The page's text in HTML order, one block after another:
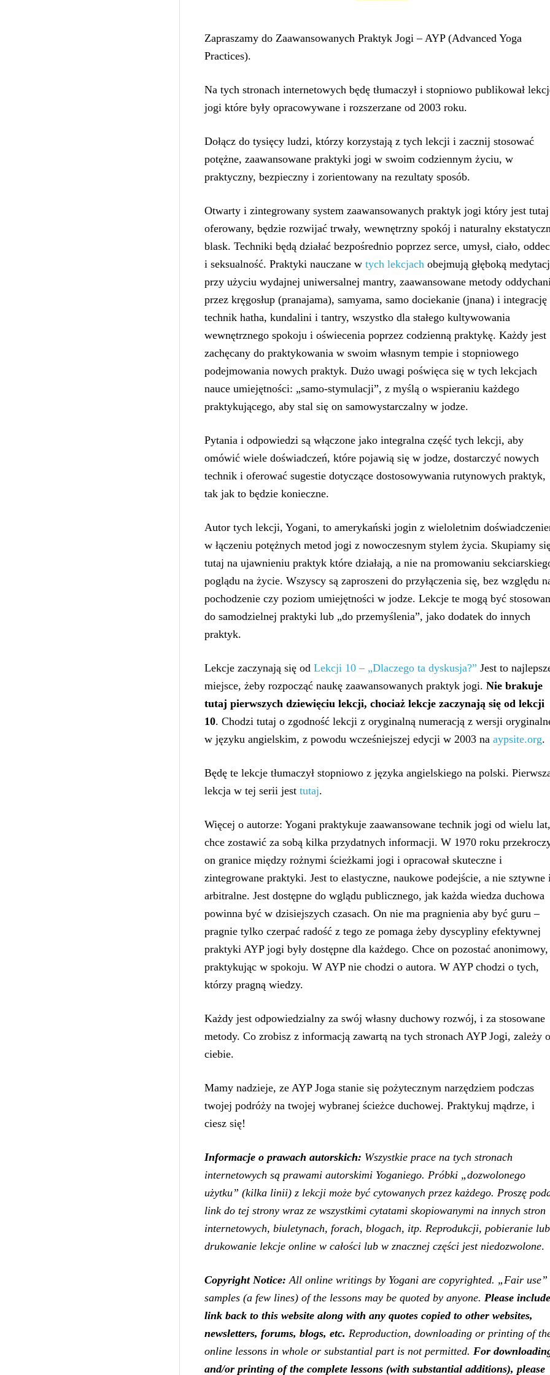
Zapraszamy do Zaawansowanych Praktyk Jogi – AYP (Advanced Yoga
Practices).
Na tych stronach internetowych będę tłumaczył i stopniowo publikował
jogi które były opracowywane i rozszerzane od 2003 roku.
Dołącz do tysięcy ludzi, którzy korzystają z tych lekcji i zacznij stosować
potężne, zaawansowane praktyki jogi w swoim codziennym życiu, w
praktyczny, bezpieczny i zorientowany na rezultaty sposób.
Otwarty i zintegrowany system zaawansowanych praktyk jogi który jest tutaj
oferowany, będzie rozwijać trwały, wewnętrzny spokój i naturalny
blask. Techniki będą działać bezpośrednio poprzez serce, umysł, ciało,
i seksualność. Praktyki nauczane w tych lekcjach obejmują głęboką
przy użyciu wydajnej uniwersalnej mantry, zaawansowane metody
przez kręgosłup (pranajama), samyama, samo dociekanie (jnana) i integrację
technik hatha, kundalini i tantry, wszystko dla stałego kultywowania
wewnętrznego spokoju i oświecenia poprzez codzienną praktykę. Każdy jest
zachęcany do praktykowania w swoim własnym tempie i stopniowego
podejmowania nowych praktyk. Dużo uwagi poświęca się w tych lekcjach
nauce umiejętności: „samo-stymulacji”, z myślą o wspieraniu każdego
praktykującego, aby stal się on samowystarczalny w jodze.
Pytania i odpowiedzi są włączone jako integralna część tych lekcji, aby
omówić wiele doświadczeń, które pojawią się w jodze, dostarczyć nowych
technik i oferować sugestie dotyczące dostosowywania rutynowych praktyk,
tak jak to będzie konieczne.
Autor tych lekcji, Yogani, to amerykański jogin z wieloletnim
w łączeniu potężnych metod jogi z nowoczesnym stylem życia. Skupiamy
tutaj na ujawnieniu praktyk które działają, a nie na promowaniu
poglądu na życie. Wszyscy są zaproszeni do przyłączenia się, bez względu
pochodzenie czy poziom umiejętności w jodze. Lekcje te mogą być
do samodzielnej praktyki lub „do przemyślenia”, jako dodatek do innych
praktyk.
Lekcje zaczynają się od Lekcji 10 – „Dlaczego ta dyskusja?” Jest to
miejsce, żeby rozpocząć naukę zaawansowanych praktyk jogi. Nie brakuje
tutaj pierwszych dziewięciu lekcji, chociaż lekcje zaczynają się od lekcji
10. Chodzi tutaj o zgodność lekcji z oryginalną numeracją z wersji
w języku angielskim, z powodu wcześniejszej edycji w 2003 na aypsite.org.
Będę te lekcje tłumaczył stopniowo z języka angielskiego na polski.
lekcja w tej serii jest tutaj.
Więcej o autorze: Yogani praktykuje zaawansowane technik jogi od wielu
chce zostawić za sobą kilka przydatnych informacji. W 1970 roku
on granice między rożnymi ścieżkami jogi i opracował skuteczne i
zintegrowane praktyki. Jest to elastyczne, naukowe podejście, a nie sztywne
arbitralne. Jest dostępne do wglądu publicznego, jak każda wiedza duchowa
powinna być w dzisiejszych czasach. On nie ma pragnienia aby być guru –
pragnie tylko czerpać radość z tego ze pomaga żeby dyscypliny efektywnej
praktyki AYP jogi były dostępne dla każdego. Chce on pozostać anonimowy,
praktykując w spokoju. W AYP nie chodzi o autora. W AYP chodzi o tych,
którzy pragną wiedzy.
Każdy jest odpowiedzialny za swój własny duchowy rozwój, i za stosowane
metody. Co zrobisz z informacją zawartą na tych stronach AYP Jogi, zależy
ciebie.
Mamy nadzieje, ze AYP Joga stanie się pożytecznym narzędziem podczas
twojej podróży na twojej wybranej ścieżce duchowej. Praktykuj mądrze, i
ciesz się!
Informacje o prawach autorskich: Wszystkie prace na tych stronach
internetowych są prawami autorskimi Yoganiego. Próbki „dozwolonego
użytku” (kilka linii) z lekcji może być cytowanych przez każdego. Proszę
link do tej strony wraz ze wszystkimi cytatami skopiowanymi na innych stron
internetowych, biuletynach, forach, blogach, itp. Reprodukcji, pobieranie lub
drukowanie lekcje online w całości lub w znacznej części jest niedozwolone.
Copyright Notice:All online writings by Yogani are copyrighted. „Fair use”
samples (a few lines) of the lessons may be quoted by anyone. Please
link back to this website along with any quotes copied to other websites,
newsletters, forums, blogs, etc. Reproduction, downloading or printing of
online lessons in whole or substantial part is not permitted. For
and/or printing of the complete lessons (with substantial additions), please